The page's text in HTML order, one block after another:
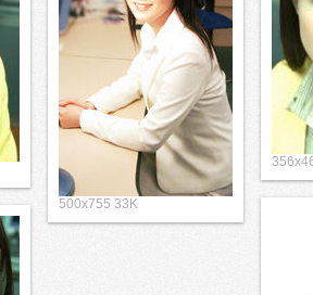
500x755 33K